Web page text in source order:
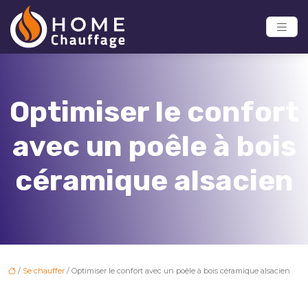
Optimiser le confort
avec un poêle à bois
céramique alsacien
/ Se chauffer / Optimiser le confort avec un poêle à bois céramique alsacien